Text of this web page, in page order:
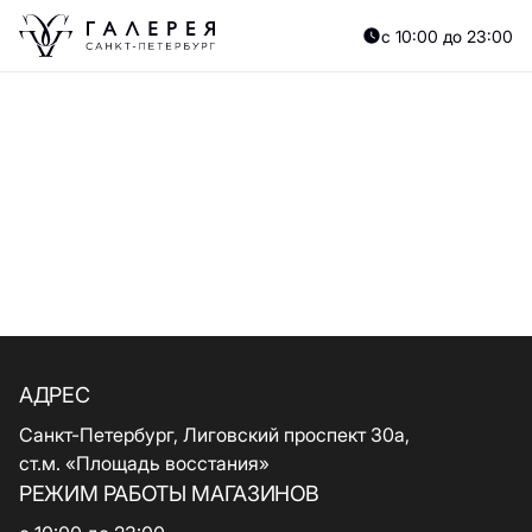
с 10:00 до 23:00
АДРЕС
Санкт-Петербург, Лиговский проспект 30а,
ст.м. «Площадь восстания»
РЕЖИМ РАБОТЫ МАГАЗИНОВ